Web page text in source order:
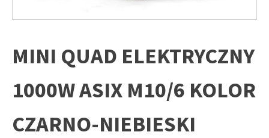
MINI QUAD ELEKTRYCZNY
1000W ASIX M10/6 KOLOR
CZARNO-NIEBIESKI